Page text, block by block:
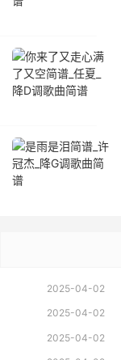
2025-04-02
2025-04-02
2025-04-02